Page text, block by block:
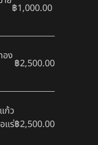
฿1,000.00
อง
฿2,500.00
ก้ว
แร่฿2,500.00